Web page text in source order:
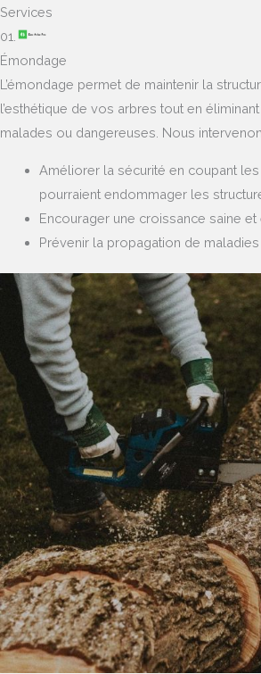
Skip
to
content
Services
01.
Émondage
L’émondage permet de maintenir la
l’esthétique de vos arbres tout en
malades ou dangereuses. Nous
Améliorer la sécurité en coupant
pourraient endommager les
Encourager une croissance saine et
Prévenir la propagation de maladies